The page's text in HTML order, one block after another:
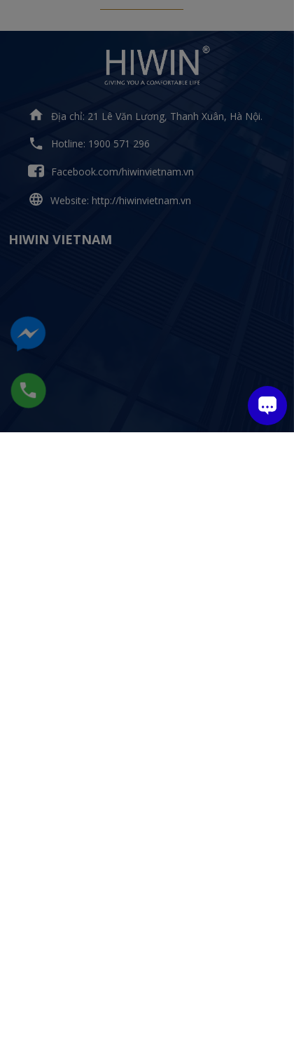
HIWIN VIETNAM
Hotline: 1900 571 296
Facebook.com/hiwinvietnam.vn
Website: http://hiwinvietnam.vn
Địa chỉ: 21 Lê Văn Lương, Thanh Xuân, Hà Nội.